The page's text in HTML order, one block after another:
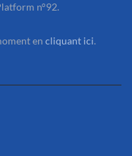
n°92.
en cliquant ici.